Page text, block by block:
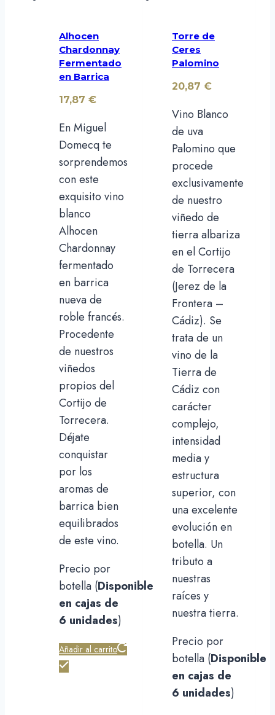
Alhocen
Chardonnay
Fermentado
en Barrica
17,87 €
En Miguel
Domecq te
sorprendemos
con este
exquisito vino
blanco
Alhocen
Chardonnay
fermentado
en barrica
nueva de
roble francés.
Procedente
de nuestros
viñedos
propios del
Cortijo de
Torrecera.
Déjate
conquistar
por los
aromas de
barrica bien
equilibrados
de este vino.
Precio por
botella (Disponible
en cajas de
6 unidades)
Añadir al carrito
Torre de
Ceres
Palomino
20,87 €
Vino Blanco
de uva
Palomino que
procede
exclusivamente
de nuestro
viñedo de
tierra albariza
en el Cortijo
de Torrecera
(Jerez de la
Frontera –
Cádiz). Se
trata de un
vino de la
Tierra de
Cádiz con
carácter
complejo,
intensidad
media y
estructura
superior, con
una excelente
evolución en
botella. Un
tributo a
nuestras
raíces y
nuestra tierra.
Precio por
botella (Disponible
en cajas de
6 unidades)